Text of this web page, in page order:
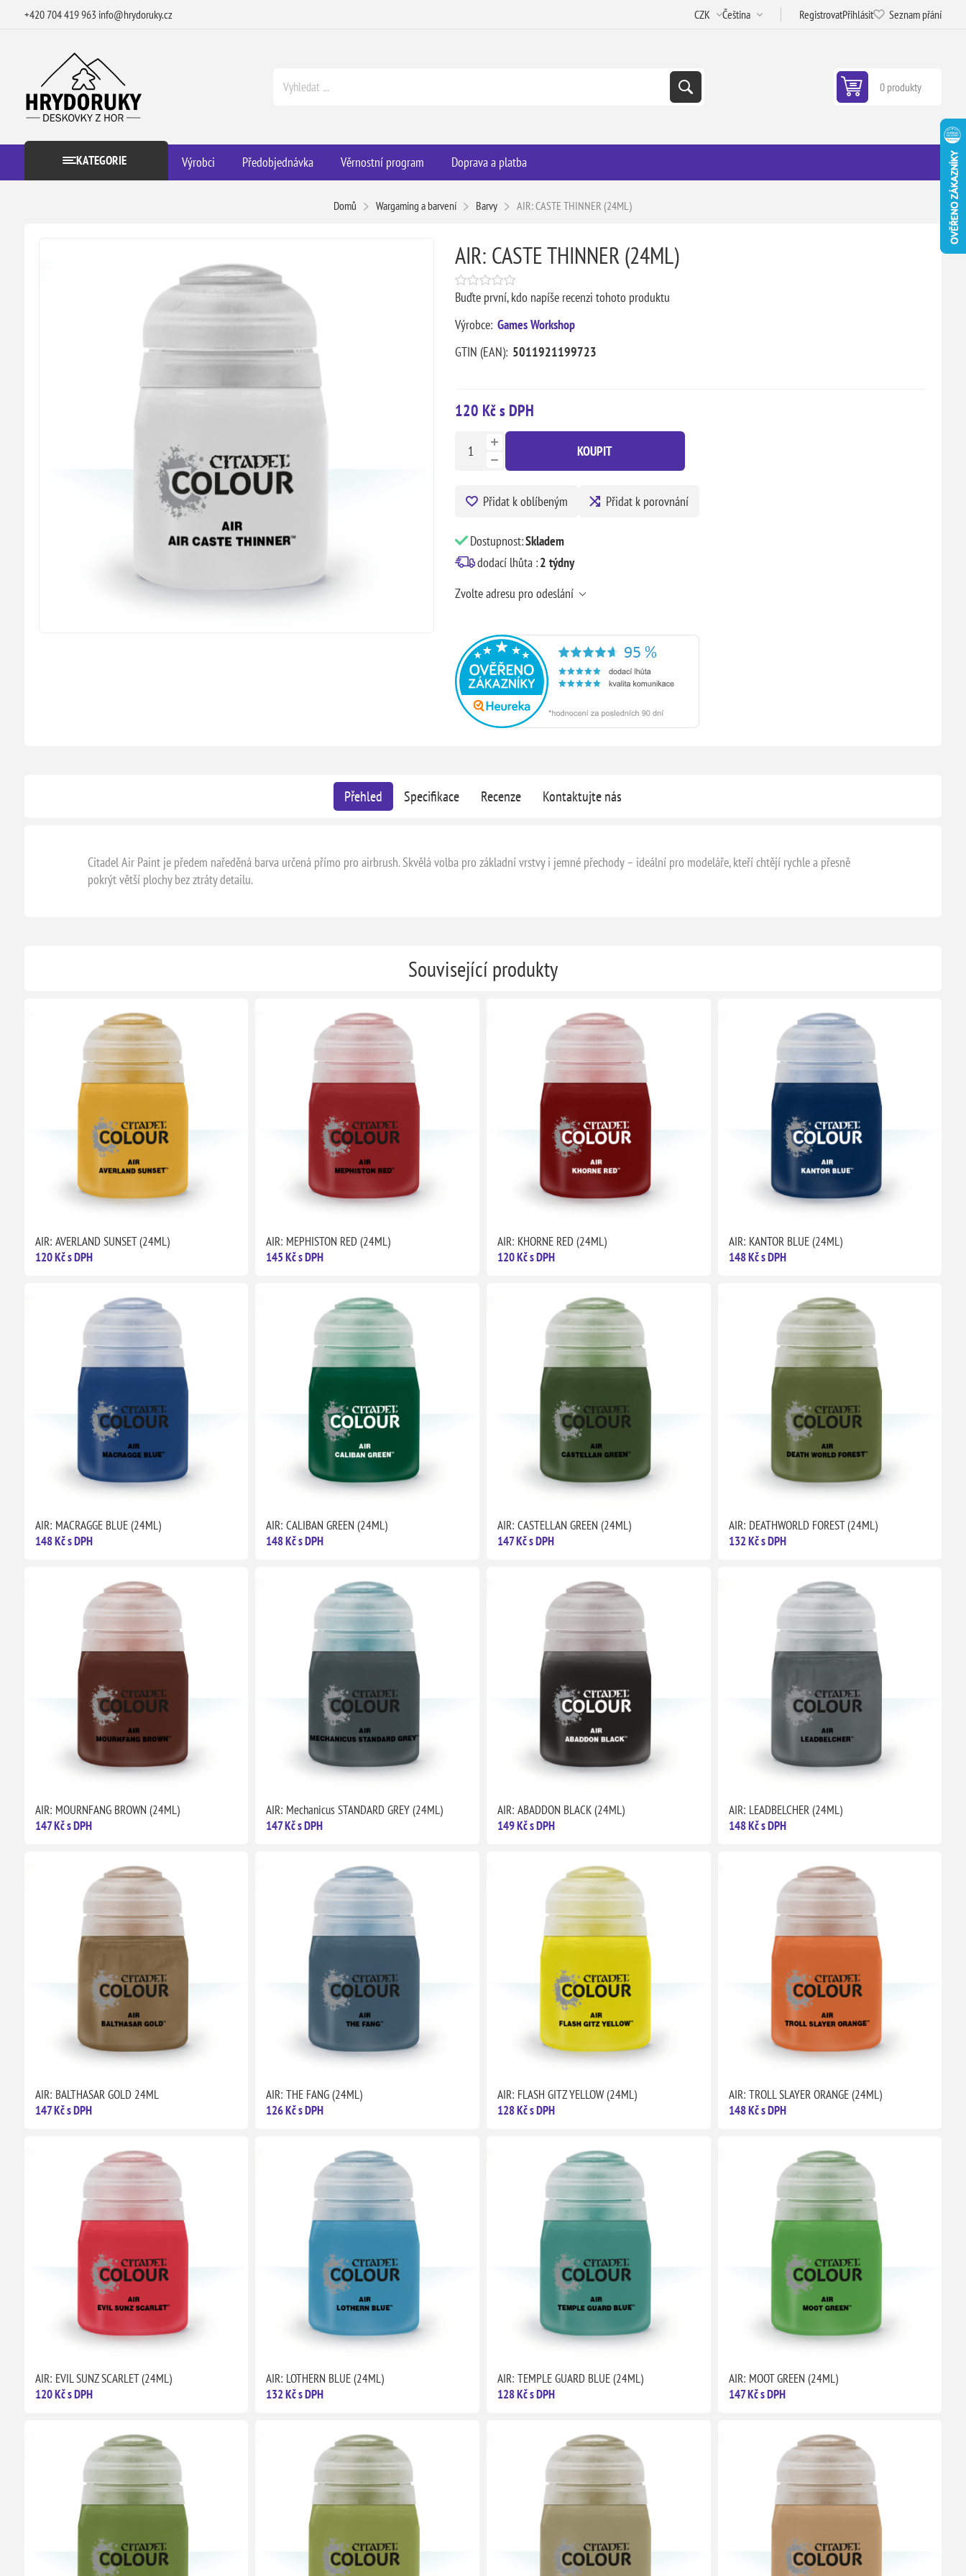
+420 704 419 963 info@hrydoruky.cz RegistrovatPřihlásit Seznam přání
0 produkty
KATEGORIE Výrobci Předobjednávka Věrnostní program Doprava a platba
Domů Wargaming a barvení Barvy AIR: CASTE THINNER (24ML)
AIR: CASTE THINNER (24ML)
Buďte první, kdo napíše recenzi tohoto produktu
Výrobce: Games Workshop
GTIN (EAN): 5011921199723
120 Kč s DPH
KOUPIT
Přidat k oblíbeným Přidat k porovnání
Dostupnost:Skladem
dodací lhůta :2 týdny
Zvolte adresu pro odeslání
Přehled Specifikace Recenze Kontaktujte nás
Citadel Air Paint je předem naředěná barva určená přímo pro airbrush. Skvělá volba pro základní vrstvy i jemné přechody – ideální pro modeláře, kteří chtějí rychle a přesně
pokrýt větší plochy bez ztráty detailu.
Související produkty
AIR: AVERLAND SUNSET (24ML)
120 Kč s DPH
AIR: MEPHISTON RED (24ML)
145 Kč s DPH
AIR: KHORNE RED (24ML)
120 Kč s DPH
AIR: KANTOR BLUE (24ML)
148 Kč s DPH
AIR: MACRAGGE BLUE (24ML)
148 Kč s DPH
AIR: CALIBAN GREEN (24ML)
148 Kč s DPH
AIR: CASTELLAN GREEN (24ML)
147 Kč s DPH
AIR: DEATHWORLD FOREST (24ML)
132 Kč s DPH
AIR: MOURNFANG BROWN (24ML)
147 Kč s DPH
AIR: Mechanicus STANDARD GREY (24ML)
147 Kč s DPH
AIR: ABADDON BLACK (24ML)
149 Kč s DPH
AIR: LEADBELCHER (24ML)
148 Kč s DPH
AIR: BALTHASAR GOLD 24ML
147 Kč s DPH
AIR: THE FANG (24ML)
126 Kč s DPH
AIR: FLASH GITZ YELLOW (24ML)
128 Kč s DPH
AIR: TROLL SLAYER ORANGE (24ML)
148 Kč s DPH
AIR: EVIL SUNZ SCARLET (24ML)
120 Kč s DPH
AIR: LOTHERN BLUE (24ML)
132 Kč s DPH
AIR: TEMPLE GUARD BLUE (24ML)
128 Kč s DPH
AIR: MOOT GREEN (24ML)
147 Kč s DPH